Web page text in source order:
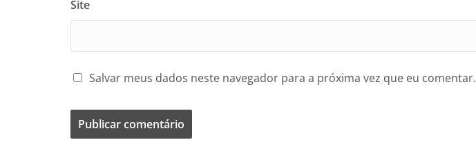
Site
Salvar meus dados neste navegador para a próxima vez que eu comentar.